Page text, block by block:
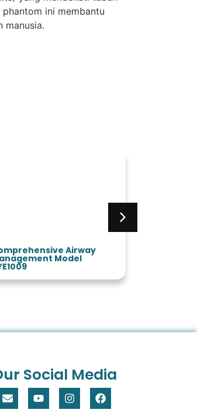
ini membantu
manusia.
Airway
Model
Social Media